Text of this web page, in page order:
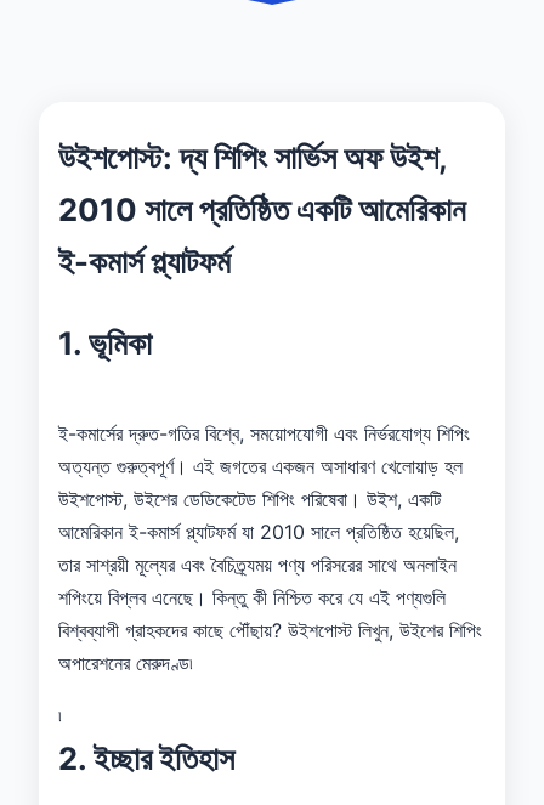
উইশপোস্ট: দ্য শিপিং সার্ভিস অফ উইশ,
2010 সালে প্রতিষ্ঠিত একটি আমেরিকান
ই-কমার্স প্ল্যাটফর্ম
1. ভূমিকা
ই-কমার্সের দ্রুত-গতির বিশ্বে, সময়োপযোগী এবং নির্ভরযোগ্য শিপিং
অত্যন্ত গুরুত্বপূর্ণ। এই জগতের একজন অসাধারণ খেলোয়াড় হল
উইশপোস্ট, উইশের ডেডিকেটেড শিপিং পরিষেবা। উইশ, একটি
আমেরিকান ই-কমার্স প্ল্যাটফর্ম যা 2010 সালে প্রতিষ্ঠিত হয়েছিল,
তার সাশ্রয়ী মূল্যের এবং বৈচিত্র্যময় পণ্য পরিসরের সাথে অনলাইন
শপিংয়ে বিপ্লব এনেছে। কিন্তু কী নিশ্চিত করে যে এই পণ্যগুলি
বিশ্বব্যাপী গ্রাহকদের কাছে পৌঁছায়? উইশপোস্ট লিখুন, উইশের শিপিং
অপারেশনের মেরুদণ্ড৷
৷
2. ইচ্ছার ইতিহাস